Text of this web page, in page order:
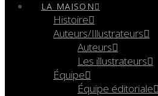
LA MAISON
Histoire
Auteurs/Illustrateurs
Auteurs
Les illustrateurs
Équipe
Équipe éditoriale